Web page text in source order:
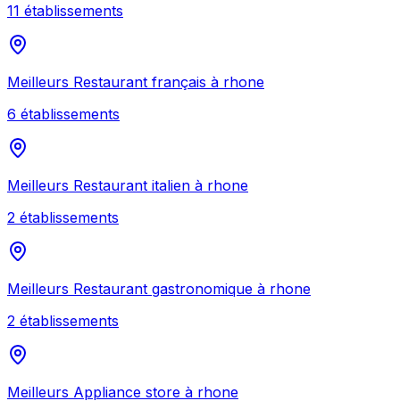
11 établissements
Meilleurs Restaurant français à rhone
6 établissements
Meilleurs Restaurant italien à rhone
2 établissements
Meilleurs Restaurant gastronomique à rhone
2 établissements
Meilleurs Appliance store à rhone